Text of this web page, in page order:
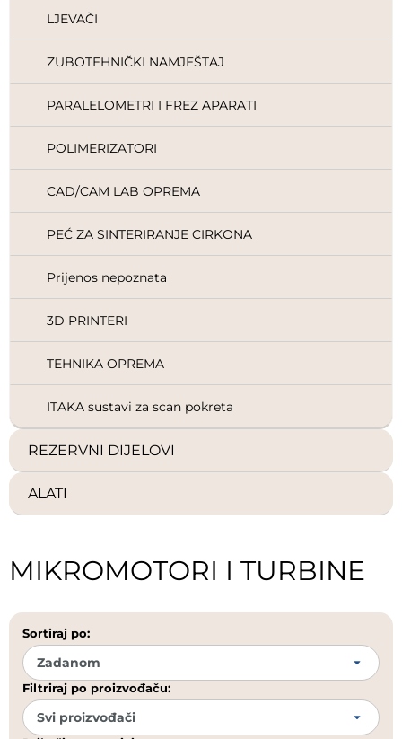
LJEVAČI
ZUBOTEHNIČKI NAMJEŠTAJ
PARALELOMETRI I FREZ APARATI
POLIMERIZATORI
CAD/CAM LAB OPREMA
PEĆ ZA SINTERIRANJE CIRKONA
Prijenos nepoznata
3D PRINTERI
TEHNIKA OPREMA
ITAKA sustavi za scan pokreta
REZERVNI DIJELOVI
ALATI
MIKROMOTORI I TURBINE
Sortiraj po:
Filtriraj po proizvođaču: